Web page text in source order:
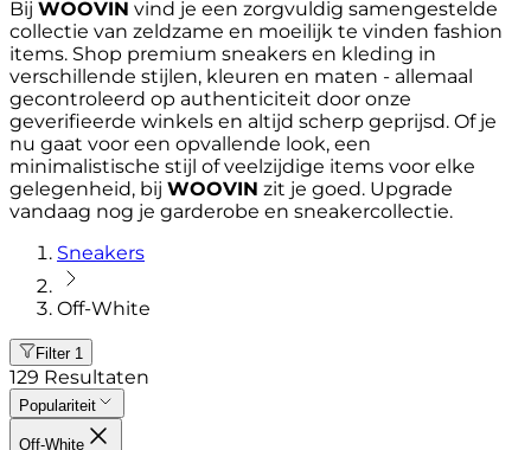
Bij WOOVIN vind je een zorgvuldig samengestelde
collectie van zeldzame en moeilijk te vinden fashion
items. Shop premium sneakers en kleding in
verschillende stijlen, kleuren en maten - allemaal
gecontroleerd op authenticiteit door onze
geverifieerde winkels en altijd scherp geprijsd. Of je
nu gaat voor een opvallende look, een
minimalistische stijl of veelzijdige items voor elke
gelegenheid, bij WOOVIN zit je goed. Upgrade
vandaag nog je garderobe en sneakercollectie.
Sneakers
Off-White
Filter 1
129 Resultaten
Populariteit
Off-White